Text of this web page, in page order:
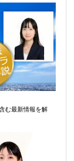
む最新情報を解